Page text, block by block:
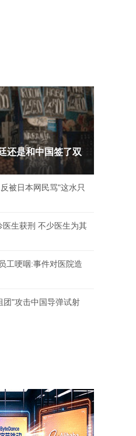
还是和中国签了双
被日本网民骂"这水只
生获刑 不少医生为其
工哽咽:事件对医院造
团"攻击中国导弹试射